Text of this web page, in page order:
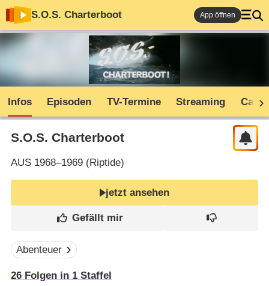
S.O.S. Charterboot App öffnen
Infos Episoden TV-Termine Streaming Cast
S.O.S. Charterboot
AUS1968–1969 (Riptide)
jetzt ansehen
Abenteuer
26Folgen in 1Staffel